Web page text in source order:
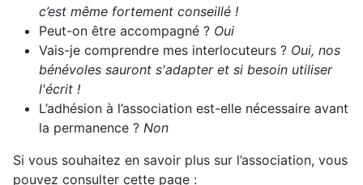
c’est même fortement conseillé !
Peut-on être accompagné ? Oui
Vais-je comprendre mes interlocuteurs ? Oui, nos
bénévoles sauront s'adapter et si besoin utiliser
l'écrit !
L’adhésion à l’association est-elle nécessaire avant
la permanence ? Non
Si vous souhaitez en savoir plus sur l’association, vous
pouvez consulter cette page :